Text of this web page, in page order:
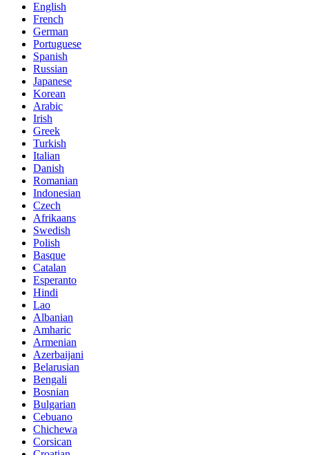
English
French
German
Portuguese
Spanish
Russian
Japanese
Korean
Arabic
Irish
Greek
Turkish
Italian
Danish
Romanian
Indonesian
Czech
Afrikaans
Swedish
Polish
Basque
Catalan
Esperanto
Hindi
Lao
Albanian
Amharic
Armenian
Azerbaijani
Belarusian
Bengali
Bosnian
Bulgarian
Cebuano
Chichewa
Corsican